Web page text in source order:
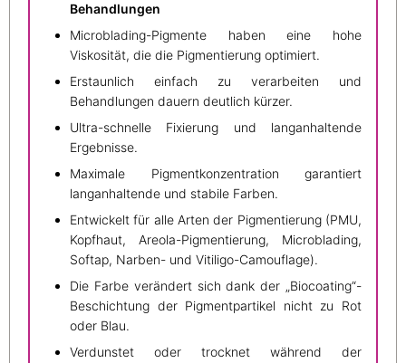
Behandlungen
Microblading-Pigmente haben eine hohe
Viskosität, die die Pigmentierung optimiert.
Erstaunlich einfach zu verarbeiten und
Behandlungen dauern deutlich kürzer.
Ultra-schnelle Fixierung und langanhaltende
Ergebnisse.
Maximale Pigmentkonzentration garantiert
langanhaltende und stabile Farben.
Entwickelt für alle Arten der Pigmentierung (PMU,
Kopfhaut, Areola-Pigmentierung, Microblading,
Softap, Narben- und Vitiligo-Camouflage).
Die Farbe verändert sich dank der „Biocoating“-
Beschichtung der Pigmentpartikel nicht zu Rot
oder Blau.
Verdunstet oder trocknet während der